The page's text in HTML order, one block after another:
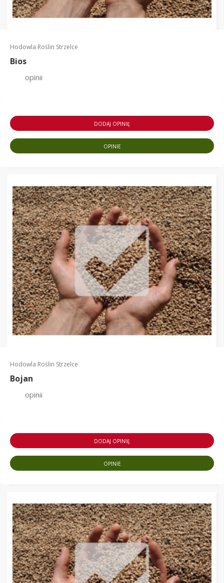
Hodowla Roślin Strzelce
Bios
opinii
DODAJ OPINIĘ
OPINIE
Hodowla Roślin Strzelce
Bojan
opinii
DODAJ OPINIĘ
OPINIE